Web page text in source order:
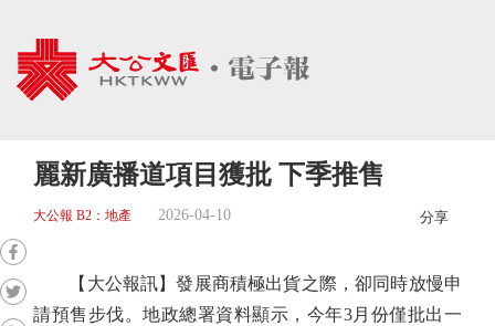
麗新廣播道項目獲批 下季推售
大公報 B2：地產 2026-04-10 分享
【大公報訊】發展商積極出貨之際，卻同時放慢申
請預售步伐。地政總署資料顯示，今年3月份僅批出一